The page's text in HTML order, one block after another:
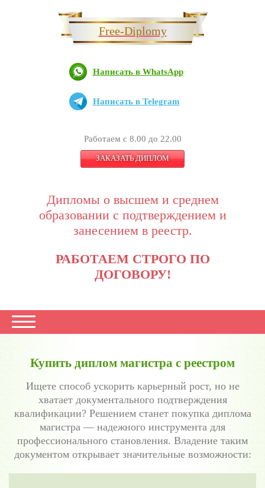
Free-Diplomy
Написать в WhatsApp
Написать в Telegram
Работаем с 8.00 до 22.00
ЗАКАЗАТЬ ДИПЛОМ
Дипломы о высшем и среднем
образовании с подтверждением и
занесением в реестр.
РАБОТАЕМ СТРОГО ПО
ДОГОВОРУ!
Купить диплом магистра с реестром
Ищете способ ускорить карьерный рост, но не
хватает документального подтверждения
квалификации? Решением станет покупка диплома
магистра — надежного инструмента для
профессионального становления. Владение таким
документом открывает значительные возможности: